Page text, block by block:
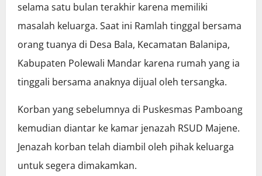
selama satu bulan terakhir karena memiliki
masalah keluarga. Saat ini Ramlah tinggal bersama
orang tuanya di Desa Bala, Kecamatan Balanipa,
Kabupaten Polewali Mandar karena rumah yang ia
tinggali bersama anaknya dijual oleh tersangka.
Korban yang sebelumnya di Puskesmas Pamboang
kemudian diantar ke kamar jenazah RSUD Majene.
Jenazah korban telah diambil oleh pihak keluarga
untuk segera dimakamkan.